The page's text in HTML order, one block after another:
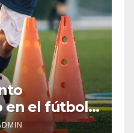
lo
roban al
ADMIN